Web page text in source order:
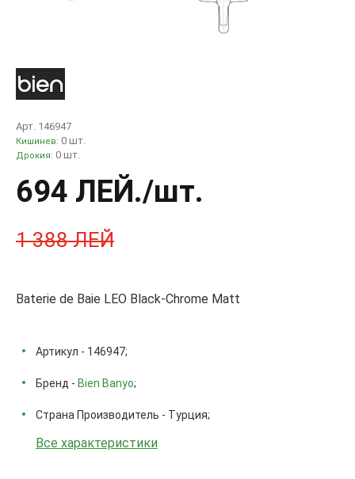
Арт. 146947
Кишинев: 0 шт.
Дрокия: 0 шт.
694 ЛЕЙ./шт.
1 388 ЛЕЙ
Baterie de Baie LEO Black-Chrome Matt
Артикул - 146947;
Бренд - Bien Banyo;
Страна Производитель - Турция;
Все характеристики